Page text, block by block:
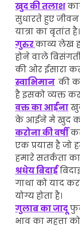
खुद की तलाश
सुधारते हुए
यात्रा का बृतांत है।
गुरुरकाव्य लेख
होने वाले
की ओर ईसारा कर
स्वाभिमान की
है इसको व्यक्त
वक्त का आईना
के आईने मे खुद को
करोना की वर्षी
एक प्रयास है जो
हमारे सतर्कता
श्रधेय बिदाई
गाथा को याद
योग्य होता है।
गुलाब का जादू
भाव का महत्ता